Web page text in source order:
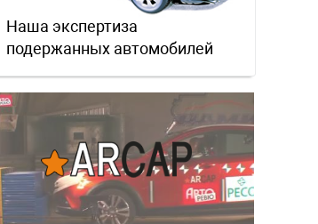
Наша экспертиза
подержанных автомобилей